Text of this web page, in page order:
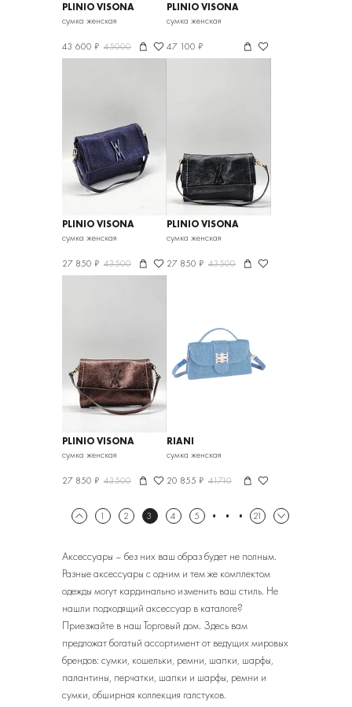
PLINIO VISONA
сумка женская
43 600 ₽ 45000
PLINIO VISONA
сумка женская
47 100 ₽
PLINIO VISONA
сумка женская
27 850 ₽ 43500
PLINIO VISONA
сумка женская
27 850 ₽ 43500
PLINIO VISONA
сумка женская
27 850 ₽ 43500
RIANI
сумка женская
20 855 ₽ 41710
1 2 3 4 5 21
Аксессуары – без них ваш образ будет не полным.
Разные аксессуары с одним и тем же комплектом
одежды могут кардинально изменить ваш стиль. Не
нашли подходящий аксессуар в каталоге?
Приезжайте в наш Торговый дом. Здесь вам
предложат богатый ассортимент от ведущих мировых
брендов: сумки, кошельки, ремни, шапки, шарфы,
палантины, перчатки, шапки и шарфы, ремни и
сумки, обширная коллекция галстуков.